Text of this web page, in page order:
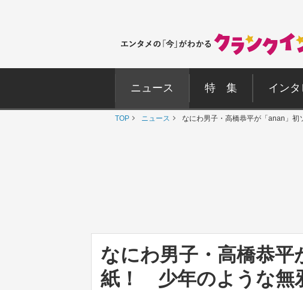
ニュース 特 集 イン
TOP ニュース なにわ男子・高橋恭平が「anan」
なにわ男子・高橋恭
紙！ 少年のような無